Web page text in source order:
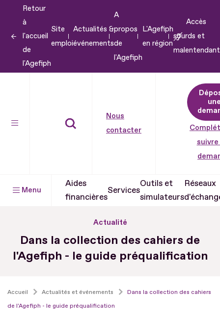
contenu
Retour
à
l'accueil
de
l'Agefiph
Site
emploi
Actualités &
événements
A
propos
de
l'Agefiph
L'Agefiph
en région
Accès
sourds et
Nous
contacter
suivre
Menu
Aides
financières
Services
Outils et
simulateurs
Réseaux
Actualité
Dans la collection des cahiers de
l'Agefiph - le guide préqualification
Accueil Actualités et événements
Dans la collection des cahiers
de l'Agefiph - le guide préqualification